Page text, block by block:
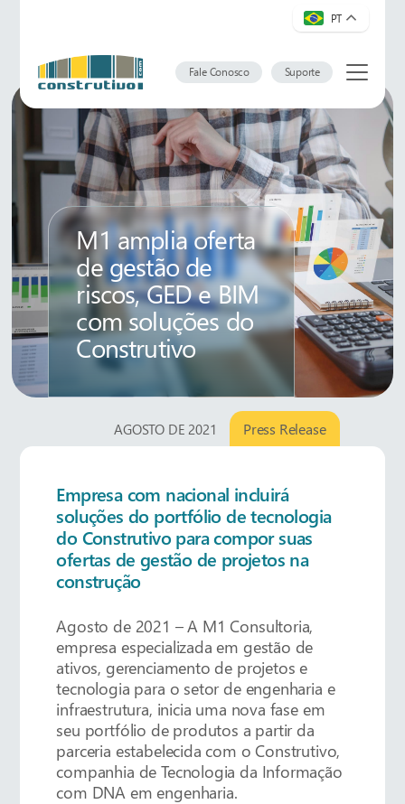
PT
Fale Conosco Suporte
M1 amplia oferta
de gestão de
riscos, GED e BIM
com soluções do
Construtivo
AGOSTO DE 2021 Press Release
Empresa com nacional incluirá
soluções do portfólio de tecnologia
do Construtivo para compor suas
ofertas de gestão de projetos na
construção
Agosto de 2021 – A M1 Consultoria,
empresa especializada em gestão de
ativos, gerenciamento de projetos e
tecnologia para o setor de engenharia e
infraestrutura, inicia uma nova fase em
seu portfólio de produtos a partir da
parceria estabelecida com o Construtivo,
companhia de Tecnologia da Informação
com DNA em engenharia.